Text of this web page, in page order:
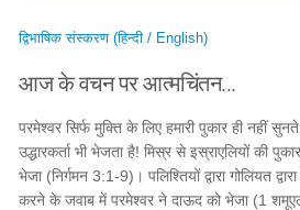
द्विभाषिक संस्करण (हिन्दी / English)
आज के वचन पर आत्मचिंतन...
परमेश्वर सिर्फ मुक्ति के लिए हमारी पुकार ही नहीं
उद्धारकर्ता भी भेजता है! मिस्र से इस्राएलियों की
भेजा (निर्गमन 3:1-9)। पलिश्तियों द्वारा गोलियत
करने के जवाब में परमेश्वर ने दाऊद को भेजा (1